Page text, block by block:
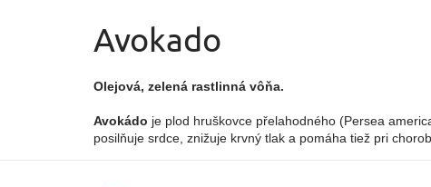
Avokado
Olejová, zelená rastlinná vôňa.
Avokádo je plod hruškovce přelahodného (Persea
posilňuje srdce, znižuje krvný tlak a pomáha tiež pri